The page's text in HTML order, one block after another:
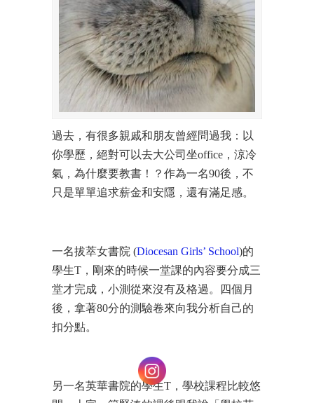
過去，有很多親戚和朋友曾經問過我：以
你學歷，絕對可以去大公司坐office，涼冷
氣，為什麼要教書！？作為一名90後，不
只是單單追求薪金和安隱，還有滿足感。
一名拔萃女書院 (Diocesan Girls’ School)的
學生T，剛來的時候一堂課的內容要分成三
堂才完成，小測從來沒有及格過。四個月
後，拿著80分的測驗卷來向我分析自己的
扣分點。
另一名英華書院的學生T，學校課程比較悠